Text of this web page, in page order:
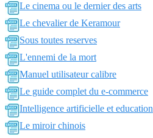
Le cinema ou le dernier des arts
Le chevalier de Keramour
Sous toutes reserves
L'ennemi de la mort
Manuel utilisateur calibre
Le guide complet du e-commerce
Intelligence artificielle et education
Le miroir chinois